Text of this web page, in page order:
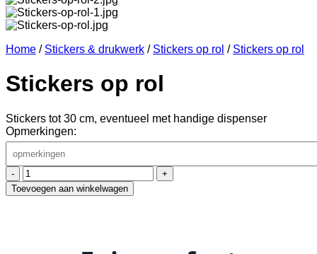
Home / Stickers & drukwerk / Stickers op rol / Stickers op rol
Stickers op rol
Stickers tot 30 cm, eventueel met handige dispenser
Opmerkingen:
Stickers
op
rol
Toevoegen aan winkelwagen